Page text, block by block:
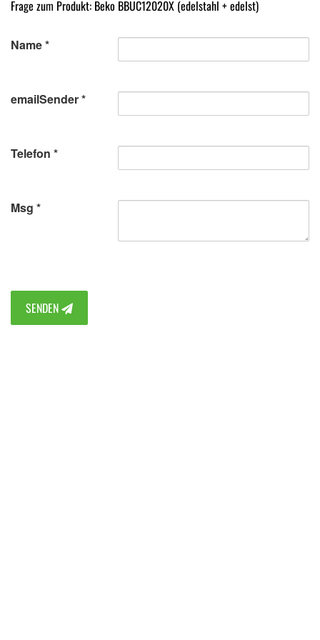
Frage zum Produkt: Beko BBUC12020X (edelstahl + edelst)
Name
emailSender
Telefon
Msg
SENDEN